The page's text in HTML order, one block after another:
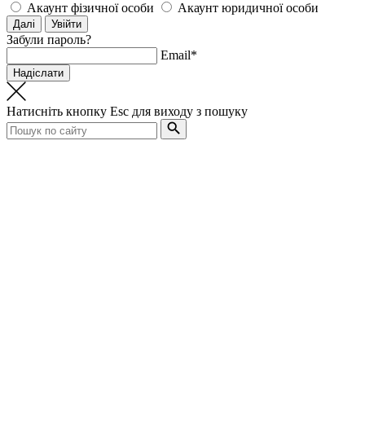
Акаунт фізичної особи
Акаунт юридичної особи
Забули пароль?
Email*
Натисніть кнопку Esc для виходу з пошуку